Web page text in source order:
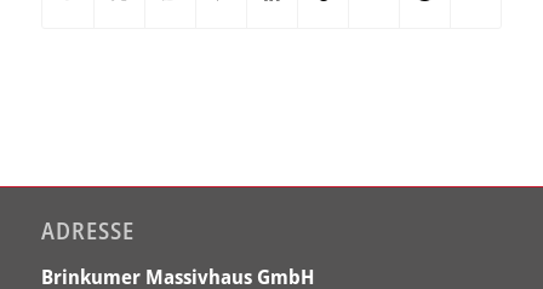
ADRESSE
Brinkumer Massivhaus GmbH